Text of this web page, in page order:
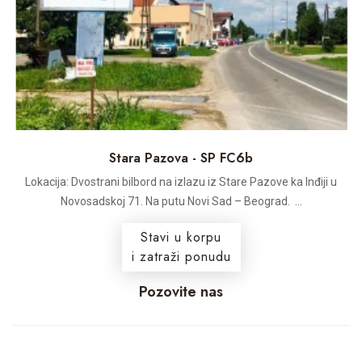
Stara Pazova - SP FC6b
Lokacija: Dvostrani bilbord na izlazu iz Stare Pazove ka Inđiji u
Novosadskoj 71. Na putu Novi Sad – Beograd. ...
Stavi u korpu
i zatraži ponudu
Pozovite nas